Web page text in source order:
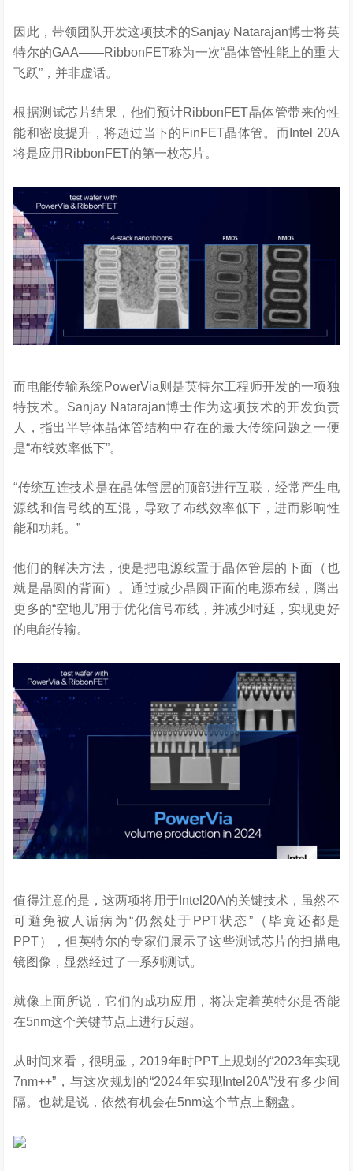
因此，带领团队开发这项技术的Sanjay Natarajan博士将英
特尔的GAA——RibbonFET称为一次“晶体管性能上的重大
飞跃”，并非虚话。
根据测试芯片结果，他们预计RibbonFET晶体管带来的性
能和密度提升，将超过当下的FinFET晶体管。而Intel 20A
将是应用RibbonFET的第一枚芯片。
而电能传输系统PowerVia则是英特尔工程师开发的一项独
特技术。Sanjay Natarajan博士作为这项技术的开发负责
人，指出半导体晶体管结构中存在的最大传统问题之一便
是“布线效率低下”。
“传统互连技术是在晶体管层的顶部进行互联，经常产生电
源线和信号线的互混，导致了布线效率低下，进而影响性
能和功耗。”
他们的解决方法，便是把电源线置于晶体管层的下面（也
就是晶圆的背面）。通过减少晶圆正面的电源布线，腾出
更多的“空地儿”用于优化信号布线，并减少时延，实现更好
的电能传输。
值得注意的是，这两项将用于Intel20A的关键技术，虽然不
可避免被人诟病为“仍然处于PPT状态”（毕竟还都是
PPT），但英特尔的专家们展示了这些测试芯片的扫描电
镜图像，显然经过了一系列测试。
就像上面所说，它们的成功应用，将决定着英特尔是否能
在5nm这个关键节点上进行反超。
从时间来看，很明显，2019年时PPT上规划的“2023年实现
7nm++”，与这次规划的“2024年实现Intel20A”没有多少间
隔。也就是说，依然有机会在5nm这个节点上翻盘。